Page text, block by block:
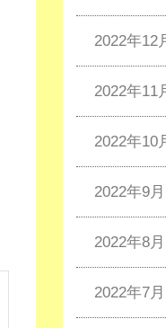
2022年12
2022年11
2022年10
2022年9月
2022年8月
2022年7月